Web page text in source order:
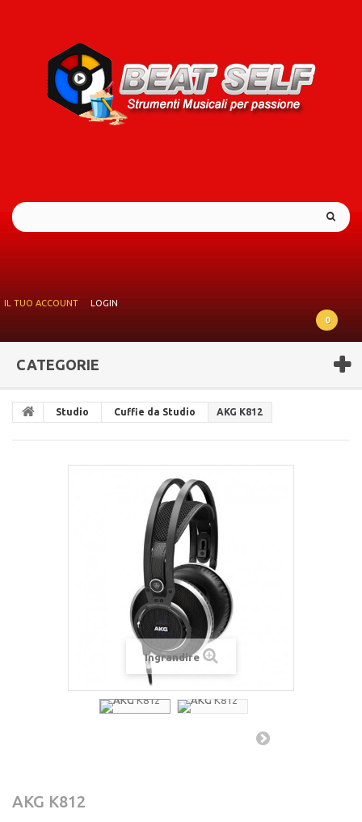
IL TUO ACCOUNT
LOGIN
0
CATEGORIE
Studio Cuffie da Studio AKG K812
Ingrandire
AKG K812